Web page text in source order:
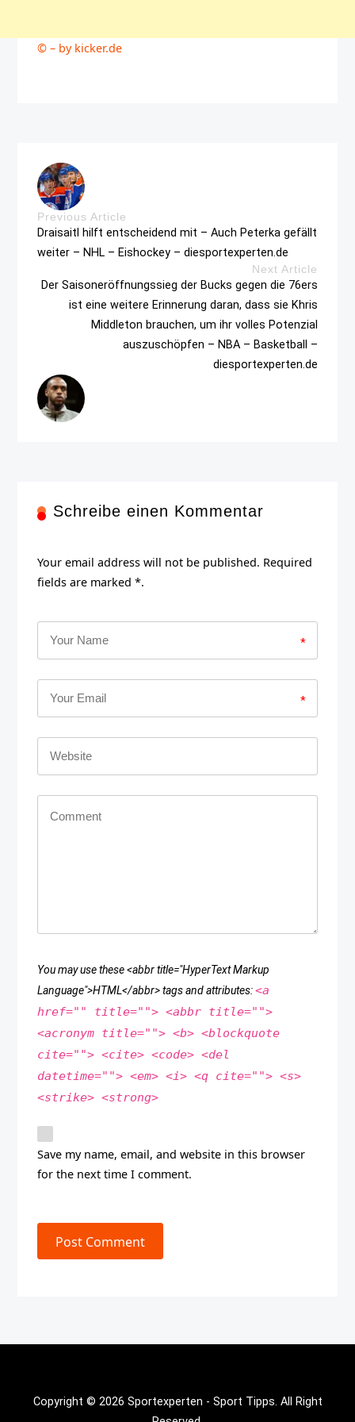
© – by kicker.de
Previous Article
Draisaitl hilft entscheidend mit – Auch Peterka gefällt
weiter – NHL – Eishockey – diesportexperten.de
Next Article
Der Saisoneröffnungssieg der Bucks gegen die 76ers
ist eine weitere Erinnerung daran, dass sie Khris
Middleton brauchen, um ihr volles Potenzial
auszuschöpfen – NBA – Basketball –
diesportexperten.de
Schreibe einen Kommentar
Your email address will not be published. Required
fields are marked *.
*
*
You may use these <abbr title="HyperText Markup
Language">HTML</abbr> tags and attributes:<a
href="" title=""> <abbr title="">
<acronym title=""> <b> <blockquote
cite=""> <cite> <code> <del
datetime=""> <em> <i> <q cite=""> <s>
<strike> <strong>
Save my name, email, and website in this browser
for the next time I comment.
Post Comment
Copyright © 2026 Sportexperten - Sport Tipps. All Right